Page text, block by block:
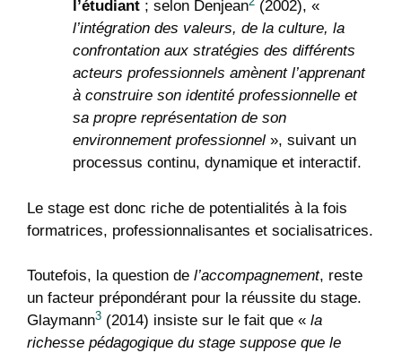
l’étudiant ; selon Denjean
(2002), «
l’intégration des valeurs, de la culture, la
confrontation aux stratégies des différents
acteurs professionnels amènent l’apprenant
à construire son identité professionnelle et
sa propre représentation de son
environnement professionnel », suivant un
processus continu, dynamique et interactif.
Le stage est donc riche de potentialités à la fois
formatrices, professionnalisantes et socialisatrices.
Toutefois, la question de l’accompagnement, reste
un facteur prépondérant pour la réussite du stage.
Glaymann3 (2014) insiste sur le fait que « la
richesse pédagogique du stage suppose que le